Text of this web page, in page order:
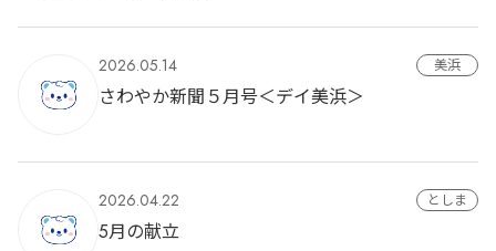
2026.05.14 美浜
さわやか新聞５月号＜デイ美浜＞
2026.04.22 としま
5月の献立